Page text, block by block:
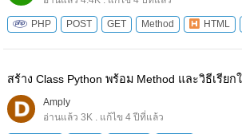
PHP POST GET Method HTML
สร้าง Class Python พร้อม Method และวิธีเรียก
Amply
อ่านแล้ว 3K . แก้ไข 4 ปีที่แล้ว